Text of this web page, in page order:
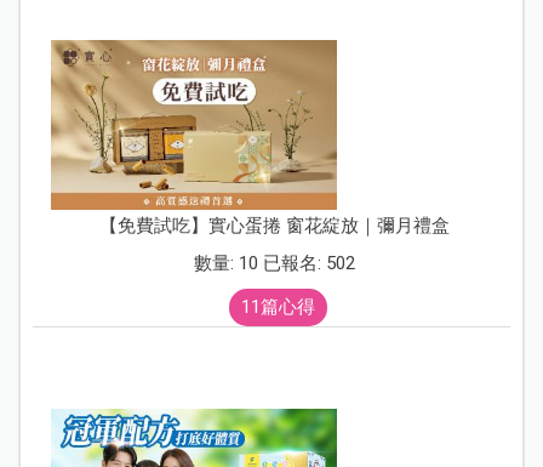
【免費試吃】實心蛋捲 窗花綻放｜彌月禮盒
數量: 10 已報名: 502
11篇心得